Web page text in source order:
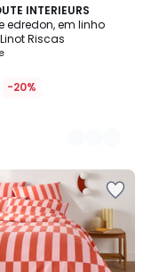
INTERIEURS
edredon, em linho
Riscas
-20%